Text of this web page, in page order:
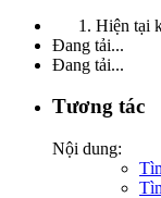
Hiện tại
Đang tải...
Đang tải...
Tương tác
Nội dung: